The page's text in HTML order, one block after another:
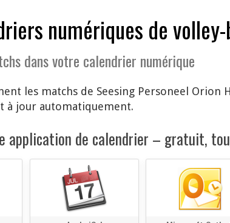
numériques de
dans votre calendrier numérique
les matchs de Seesing Personeel
à jour automatiquement.
application de calendrier – gratuit,